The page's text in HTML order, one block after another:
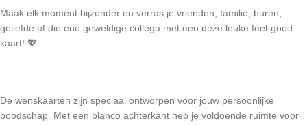
Maak elk moment bijzonder en verras je vrienden, familie, buren,
geliefde of die ene geweldige collega met een deze leuke feel-good
kaart! 💖
De wenskaarten zijn speciaal ontworpen voor jouw persoonlijke
boodschap. Met een blanco achterkant heb je voldoende ruimte voor